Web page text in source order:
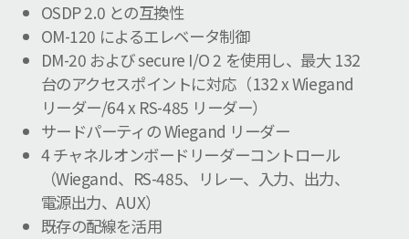
OSDP 2.0 との互換性
OM-120 によるエレベータ制御
DM-20 および secure I/O 2 を使用し、最大 132
台のアクセスポイントに対応（132 x Wiegand
リーダー/64 x RS-485 リーダー）
サードパーティの Wiegand リーダー
4 チャネルオンボードリーダーコントロール
（Wiegand、RS-485、リレー、入力、出力、
電源出力、AUX）
既存の配線を活用